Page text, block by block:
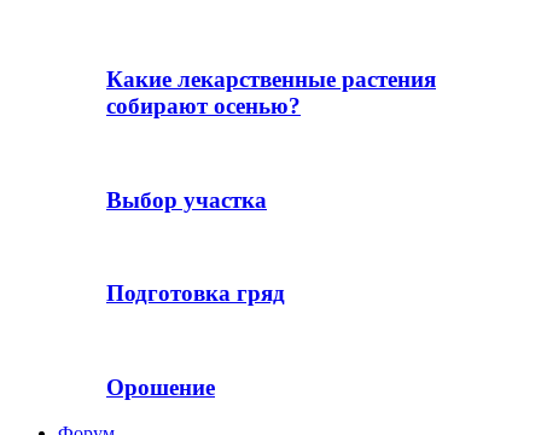
Какие лекарственные растения
собирают осенью?
Выбор участка
Подготовка гряд
Орошение